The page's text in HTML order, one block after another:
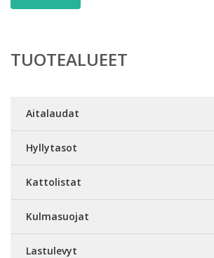
TUOTEALUEET
Aitalaudat
Hyllytasot
Kattolistat
Kulmasuojat
Lastulevyt